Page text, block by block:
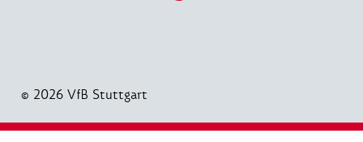
© 2026 VfB Stuttgart